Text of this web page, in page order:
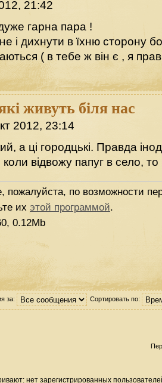
21:42
гарна пара !
і дихнути в їхню сторону
( в тебе ж він є , я
живуть біля нас
2012, 23:14
а ці городцькі. Правда
відвожу папуг в село, то
пожалуйста, по возможности
их этой программой.
0.12Mb
за: Сортировать по:
нет зарегистрированных